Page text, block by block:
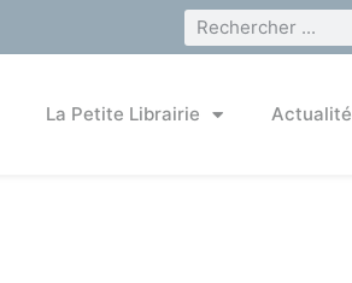
La Petite Librairie Actualité